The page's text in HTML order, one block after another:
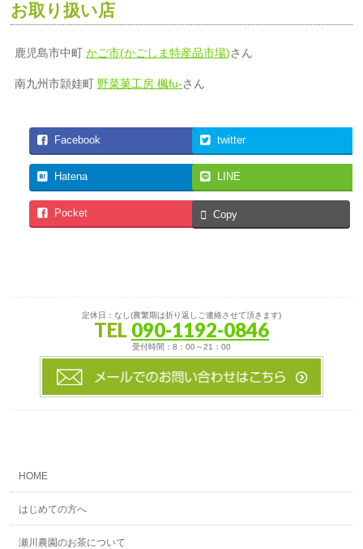
お取り扱い店
鹿児島市中町かご市(かごしま特産品市場)さん
南九州市頴娃町 野菜菓工房 楓fu-さん
Facebook twitter
Hatena LINE
Pocket Copy
定休日：なし(農繁期は折り返しご連絡させて頂きます)
TEL 090-1192-0846
受付時間：8：00～21：00
HOME
はじめての方へ
瀬川農園のお茶について